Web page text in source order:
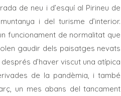
de neu i d’esquí al Pirineu de
i del turisme d’interior.
funcionament de normalitat que
gaudir dels paisatges nevats
d’haver viscut una atípica
de la pandèmia, i també
un mes abans del tancament